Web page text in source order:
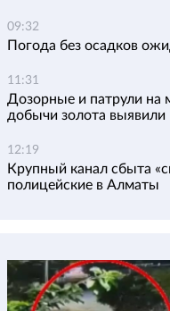
09:32
Погода без осадков
11:31
Дозорные и патрули на
добычи золота
12:19
Крупный канал сбыта
полицейские в Алматы